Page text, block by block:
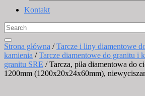
Kontakt
Strona główna /Tarcze i liny diamentowe
kamienia /Tarcze diamentowe do granitu i
granitu SRE / Tarcza, piła diamentowa do
1200mm (1200x20x24x60mm),